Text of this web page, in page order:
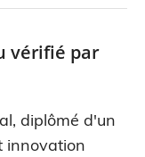
vérifié par
diplômé d'un
innovation